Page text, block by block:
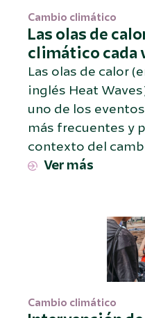
Cambio climático
Las olas de
climático cada
Las olas de calor
inglés Heat
uno de los
más frecuentes y
contexto del
Ver más
Cambio climático